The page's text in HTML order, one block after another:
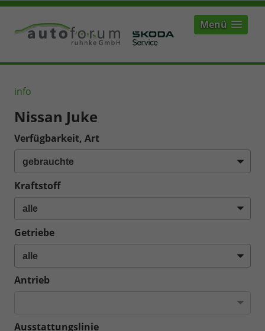
Menü
info
Nissan Juke
Verfügbarkeit, Art
Kraftstoff
Getriebe
Antrieb
Ausstattungslinie